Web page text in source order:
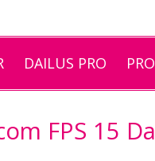
DAILUS PRO
FPS 15